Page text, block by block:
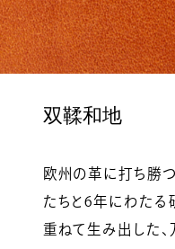
双鞣和地
欧州の革に打ち勝
たちと6年にわたる
重ねて生み出した